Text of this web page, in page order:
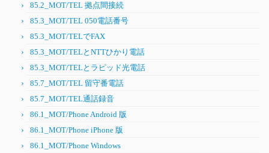
85.2_MOT/TEL 拠点間接続
85.3_MOT/TEL 050電話番号
85.3_MOT/TELでFAX
85.3_MOT/TELとNTTひかり電話
85.3_MOT/TELとラピッド光電話
85.7_MOT/TEL 留守番電話
85.7_MOT/TEL通話録音
86.1_MOT/Phone Android 版
86.1_MOT/Phone iPhone 版
86.1_MOT/Phone Windows